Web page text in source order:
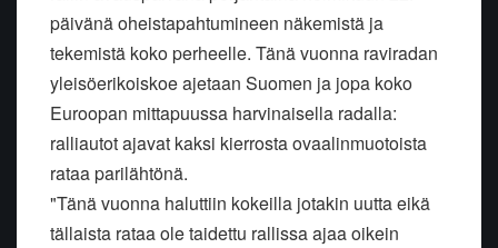
päivänä oheistapahtumineen näkemistä ja
tekemistä koko perheelle. Tänä vuonna raviradan
yleisöerikoiskoe ajetaan Suomen ja jopa koko
Euroopan mittapuussa harvinaisella radalla:
ralliautot ajavat kaksi kierrosta ovaalinmuotoista
rataa parilähtönä.
"Tänä vuonna haluttiin kokeilla jotakin uutta eikä
tällaista rataa ole taidettu rallissa ajaa oikein